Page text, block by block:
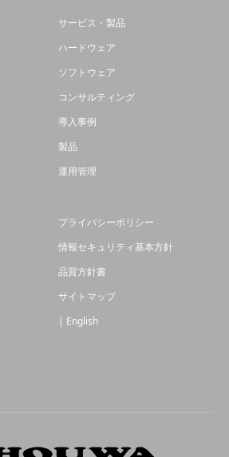
サービス・製品
ハードウェア
ソフトウェア
コンサルティング
導入事例
製品
運用管理
プライバシーポリシー
情報セキュリティ基本方針
品質方針書
サイトマップ
| English